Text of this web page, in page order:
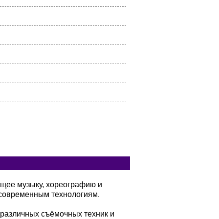
музыку, хореографию и
технологиям.
съёмочных техник и